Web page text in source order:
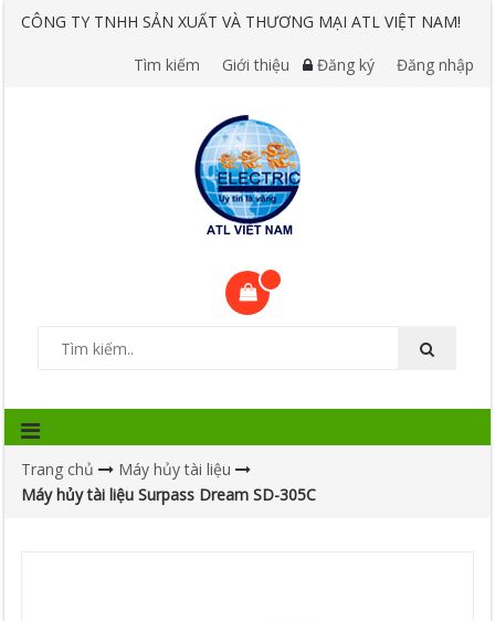
CÔNG TY TNHH SẢN XUẤT VÀ THƯƠNG MẠI ATL VIỆT NAM!
Tìm kiếm Giới thiệu Đăng ký Đăng nhập
Trang chủ
Máy hủy tài liệu
Máy hủy tài liệu Surpass Dream SD-305C